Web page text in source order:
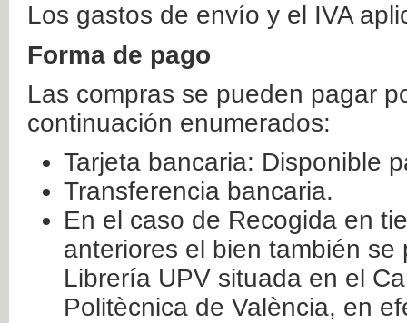
Los gastos de envío y el IVA
Forma de pago
Las compras se pueden pagar
continuación enumerados:
Tarjeta bancaria: Disponible
Transferencia bancaria.
En el caso de Recogida en
anteriores el bien también
Librería UPV situada en el
Politècnica de València, en